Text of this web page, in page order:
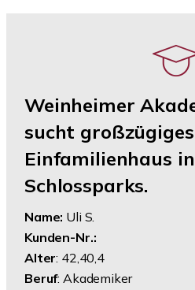
Weinheimer
sucht großzügiges
Einfamilienhaus
Schlossparks.
Name: Uli S.
Kunden-Nr.:
Alter: 42,40,4
Beruf: Akademiker